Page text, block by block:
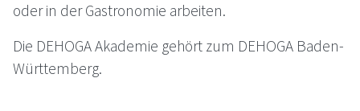
oder in der Gastronomie arbeiten.
Die DEHOGAAkademie gehört zum DEHOGA Baden-
Württemberg.